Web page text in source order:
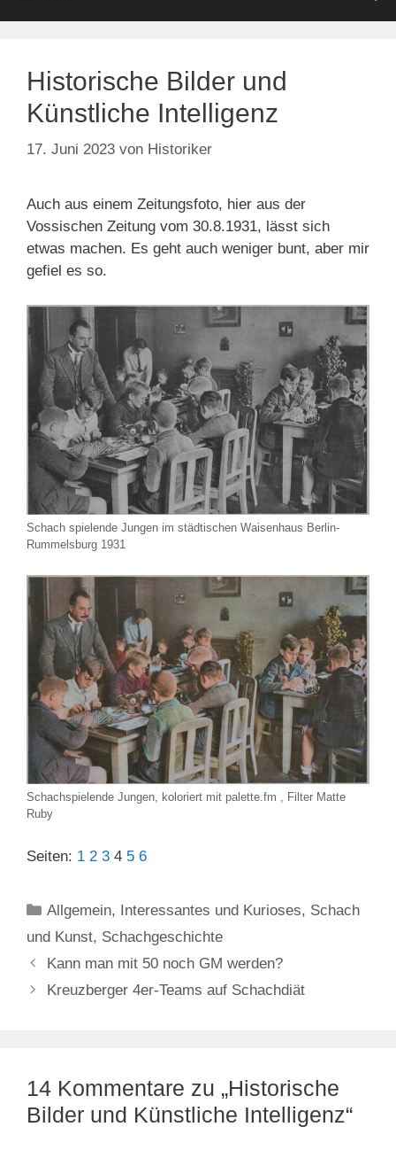
Historische Bilder und
Künstliche Intelligenz
17. Juni 2023 von Historiker
Auch aus einem Zeitungsfoto, hier aus der
Vossischen Zeitung vom 30.8.1931, lässt sich
etwas machen. Es geht auch weniger bunt, aber mir
gefiel es so.
Schach spielende Jungen im städtischen Waisenhaus Berlin-
Rummelsburg 1931
Schachspielende Jungen, koloriert mit palette.fm , Filter Matte
Ruby
Seiten: 1 2 3 4 5 6
Kategorien
Allgemein, Interessantes und Kurioses, Schach
und Kunst, Schachgeschichte
Kann man mit 50 noch GM werden?
Kreuzberger 4er-Teams auf Schachdiät
14 Kommentare zu „Historische
Bilder und Künstliche Intelligenz“